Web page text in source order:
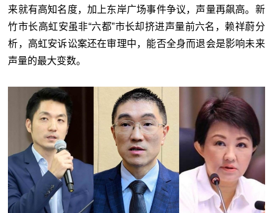
来就有高知名度，加上东岸广场事件争议，声量再飙高。新
竹市长高虹安虽非“六都”市长却挤进声量前六名，赖祥蔚分
析，高虹安诉讼案还在审理中，能否全身而退会是影响未来
声量的最大变数。